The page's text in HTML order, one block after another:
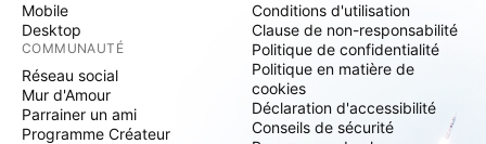
Mobile
Desktop
COMMUNAUTÉ
Réseau social
Mur d'Amour
Parrainer un ami
Programme Créateur
Conditions d'utilisation
Clause de non-responsabilité
Politique de confidentialité
Politique en matière de
cookies
Déclaration d'accessibilité
Conseils de sécurité